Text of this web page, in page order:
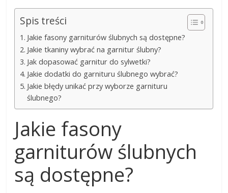
Spis treści
Jakie fasony garniturów ślubnych są dostępne?
Jakie tkaniny wybrać na garnitur ślubny?
Jak dopasować garnitur do sylwetki?
Jakie dodatki do garnituru ślubnego wybrać?
Jakie błędy unikać przy wyborze garnituru
ślubnego?
Jakie fasony
garniturów ślubnych
są dostępne?